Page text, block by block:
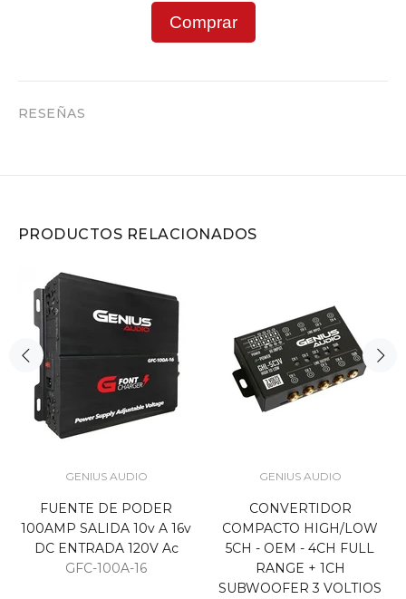
Comprar
RESEÑAS
PRODUCTOS RELACIONADOS
GENIUS AUDIO
FUENTE DE PODER
100AMP SALIDA 10v A 16v
DC ENTRADA 120V Ac
GFC-100A-16
GENIUS AUDIO
CONVERTIDOR
COMPACTO HIGH/LOW
5CH - OEM - 4CH FULL
RANGE + 1CH
SUBWOOFER 3 VOLTIOS